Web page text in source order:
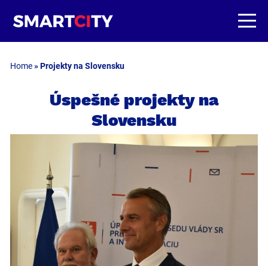
Home»Projekty na Slovensku
Úspešné projekty na
Slovensku